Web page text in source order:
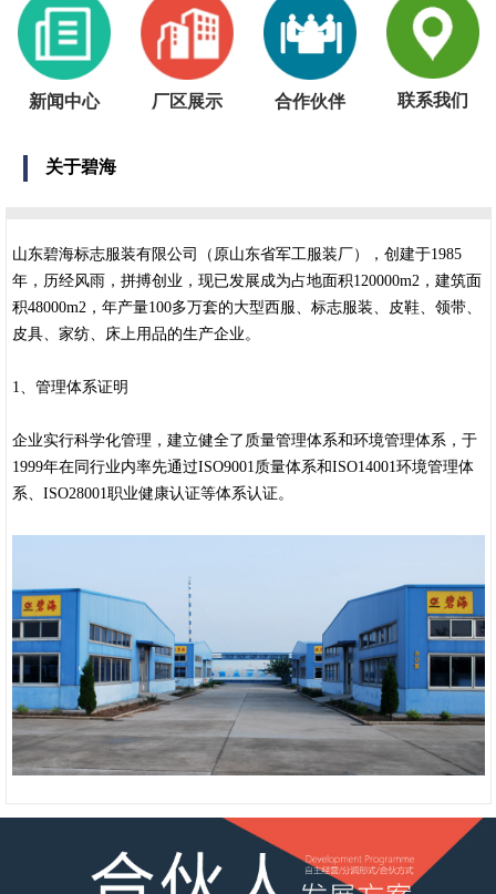
新闻中心 厂区展示 合作伙伴 联系我们
关于碧海
山东碧海标志服装有限公司（原山东省军工服装厂），创建于1985
年，历经风雨，拼搏创业，现已发展成为占地面积120000m2，建筑面
积48000m2，年产量100多万套的大型西服、标志服装、皮鞋、领带、
皮具、家纺、床上用品的生产企业。
1、管理体系证明
企业实行科学化管理，建立健全了质量管理体系和环境管理体系，于
1999年在同行业内率先通过ISO9001质量体系和ISO14001环境管理体
系、ISO28001职业健康认证等体系认证。